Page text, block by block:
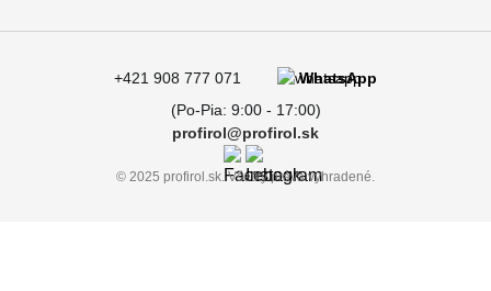
© 2025 profirol.sk. Všetky práva vyhradené.
+421 908 777 071
(Po-Pia: 9:00 - 17:00)
WhatsApp
profirol@profirol.sk